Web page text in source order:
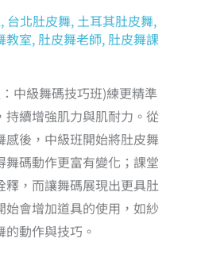
, 台北肚皮舞, 土耳其肚皮舞,
教室, 肚皮舞老師, 肚皮舞課
中級舞碼技巧班)練更精準
續增強肌力與肌耐力。從
後，中級班開始將肚皮舞
碼動作更富有變化；課堂
，而讓舞碼展現出更具肚
會增加道具的使用，如紗
動作與技巧。